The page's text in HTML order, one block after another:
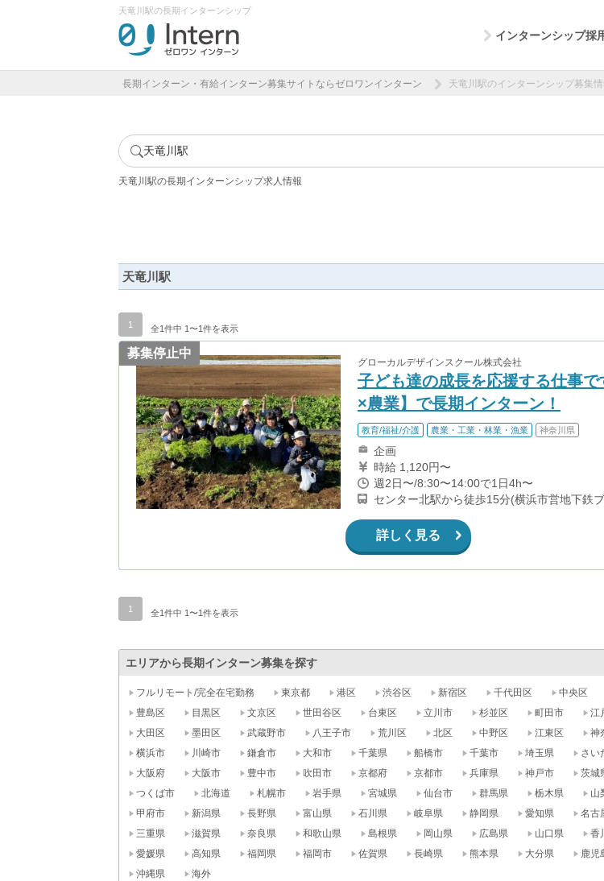
天竜川駅の長期インターンシップ
インターンシップ採
長期インターン・有給インターン募集サイトならゼロワンインターン 天竜川駅のインターンシップ募集
天竜川駅
天竜川駅の長期インターンシップ求人情報
天竜川駅
1 全1件中 1〜1件を表示
募集停止中
グローカルデザインスクール株式会社
子ども達の成長を応援する仕事で
×農業】で長期インターン！
教育/福祉/介護 農業・工業・林業・漁業 神奈川県
企画
時給 1,120円〜
週2日〜/8:30〜14:00で1日4h〜
センター北駅から徒歩15分(横浜市営地下鉄
詳しく見る
1 全1件中 1〜1件を表示
エリアから長期インターン募集を探す
フルリモート/完全在宅勤務 東京都 港区 渋谷区 新宿区 千代田区 中央区
豊島区
目黒区 文京区 世田谷区 台東区 立川市 杉並区 町田市
江
大田区
墨田区 武蔵野市 八王子市 荒川区 北区 中野区 江東区
神
横浜市
川崎市 鎌倉市 大和市 千葉県 船橋市 千葉市 埼玉県
さい
大阪府
大阪市 豊中市 吹田市 京都府 京都市 兵庫県 神戸市
茨城
つくば市
北海道 札幌市 岩手県 宮城県 仙台市 群馬県 栃木県
山
甲府市
新潟県 長野県 富山県 石川県 岐阜県 静岡県 愛知県
名古
三重県
滋賀県 奈良県 和歌山県 島根県 岡山県 広島県 山口県
香
愛媛県
高知県 福岡県 福岡市 佐賀県 長崎県 熊本県 大分県
鹿児
沖縄県
海外